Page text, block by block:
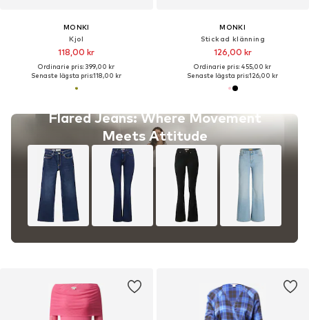
MONKI
Kjol
118,00 kr
Ordinarie pris: 399,00 kr
Senaste lägsta pris:118,00 kr
MONKI
Stickad klänning
126,00 kr
Ordinarie pris: 455,00 kr
Senaste lägsta pris:126,00 kr
Flared Jeans: Where Movement
Meets Attitude